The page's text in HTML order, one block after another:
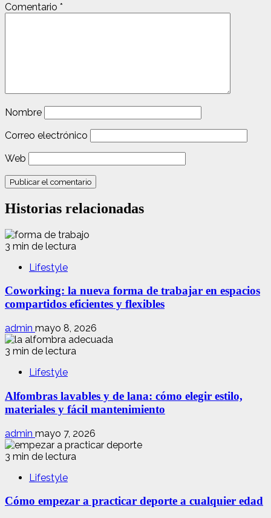
Comentario *
Nombre
Correo electrónico
Web
Historias relacionadas
3 min de lectura
Lifestyle
Coworking: la nueva forma de trabajar en espacios
compartidos eficientes y flexibles
admin mayo 8, 2026
3 min de lectura
Lifestyle
Alfombras lavables y de lana: cómo elegir estilo,
materiales y fácil mantenimiento
admin mayo 7, 2026
3 min de lectura
Lifestyle
Cómo empezar a practicar deporte a cualquier edad